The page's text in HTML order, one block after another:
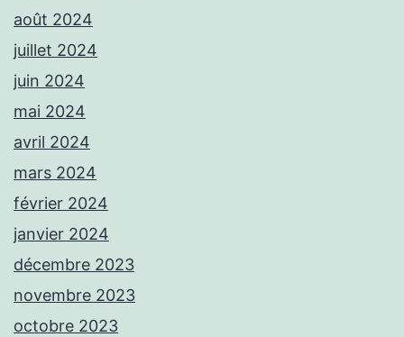
août 2024
juillet 2024
juin 2024
mai 2024
avril 2024
mars 2024
février 2024
janvier 2024
décembre 2023
novembre 2023
octobre 2023